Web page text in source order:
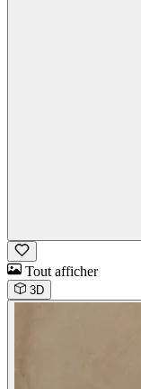
Tout afficher
3D